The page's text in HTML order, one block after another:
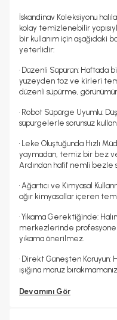
İskandinav Koleksiyonu
kolay temizlenebilir
bir kullanım için
yeterlidir:
• Düzenli Süpürün:
yüzeyden toz ve kirleri
düzenli süpürme,
• Robot Süpürge Uyumlu:
süpürgelerle sorunsuz
• Leke Oluştuğunda Hızlı
yaymadan, temiz bir bez
Ardından hafif nemli bezle
• Ağartıcı ve Kimyasal
ağır kimyasallar içeren
• Yıkama Gerektiğinde:
merkezlerinde
yıkama önerilmez.
• Direkt Güneşten Koruyun:
ışığına maruz
Devamını Gör